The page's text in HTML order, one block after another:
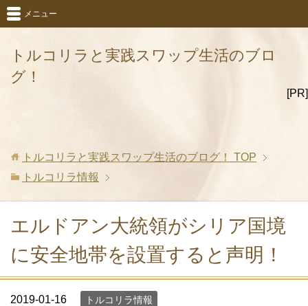
トルコリラと実践スワップ生活のブロ
グ！
[PR]
メニュー
トルコリラと実践スワップ生活のブログ！
TOP
トルコリラ情報
エルドアン大統領がシリア国境
に安全地帯を設置すると声明！
2019-01-16 トルコリラ情報